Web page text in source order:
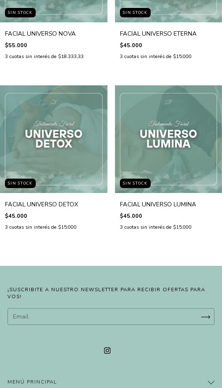
SIN STOCK
FACIAL UNIVERSO NOVA
$55.000
3 cuotas sin interés de $18.333,33
SIN STOCK
FACIAL UNIVERSO ETERNA
$45.000
3 cuotas sin interés de $15.000
SIN STOCK
FACIAL UNIVERSO DETOX
$45.000
3 cuotas sin interés de $15.000
SIN STOCK
FACIAL UNIVERSO LUMINA
$45.000
3 cuotas sin interés de $15.000
¡SUSCRIBITE A NUESTRO NEWSLETTER PARA RECIBIR OFERTAS PARA
VOS!
MENÚ PRINCIPAL